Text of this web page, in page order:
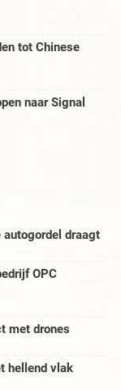
tot Chinese
naar Signal
autogordel draagt
OPC
met drones
hellend vlak